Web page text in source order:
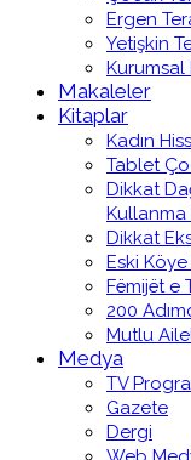
Ergen
Yetişkin
Kurumsal
Makaleler
Kitaplar
Kadın
Tablet
Dikkat
Kullanma
Dikkat
Eski
Fëmijët e
200
Mutlu
Medya
TV
Gazete
Dergi